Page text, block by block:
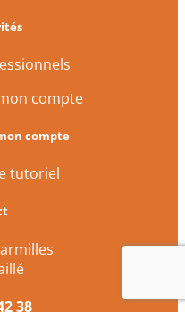
compte
compte
tutoriel
38